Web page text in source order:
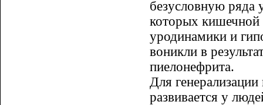
безусловную ряда
которых кишечной
уродинамики и
воникли в
пиелонефрита.
Для
развивается у